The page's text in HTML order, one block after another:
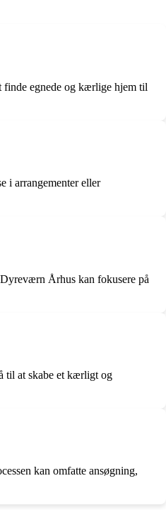
finde egnede og kærlige hjem til
i arrangementer eller
Århus kan fokusere på
til at skabe et kærligt og
kan omfatte ansøgning,